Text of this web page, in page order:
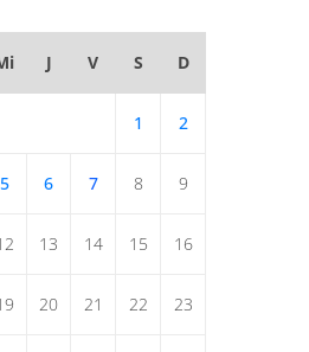
J V S D
1 2
5 6 7 8 9
13 14 15 16
20 21 22 23